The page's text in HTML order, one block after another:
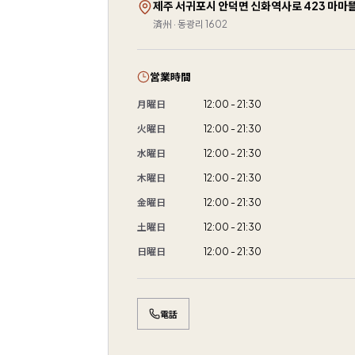
제주 서귀포시 안덕면 신화역사로 423 마마
済州 · 동광리 1602
営業時間
月曜日 12:00 - 21:30
火曜日 12:00 - 21:30
水曜日 12:00 - 21:30
木曜日 12:00 - 21:30
金曜日 12:00 - 21:30
土曜日 12:00 - 21:30
日曜日 12:00 - 21:30
電話